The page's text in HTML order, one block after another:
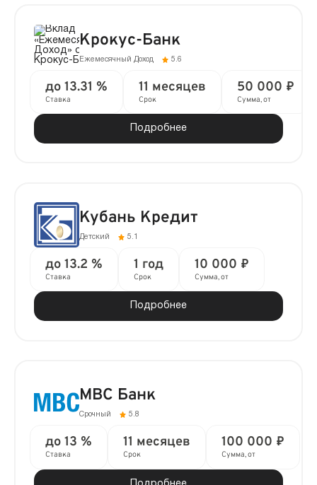
Крокус-Банк
Ежемесячный Доход 5.6
до 13.31 %
Ставка
11 месяцев
Срок
50 000 ₽
Сумма, от
Подробнее
Кубань Кредит
Детский 5.1
до 13.2 %
Ставка
1 год
Срок
10 000 ₽
Сумма, от
Подробнее
МВС Банк
Срочный 5.8
до 13 %
Ставка
11 месяцев
Срок
100 000 ₽
Сумма, от